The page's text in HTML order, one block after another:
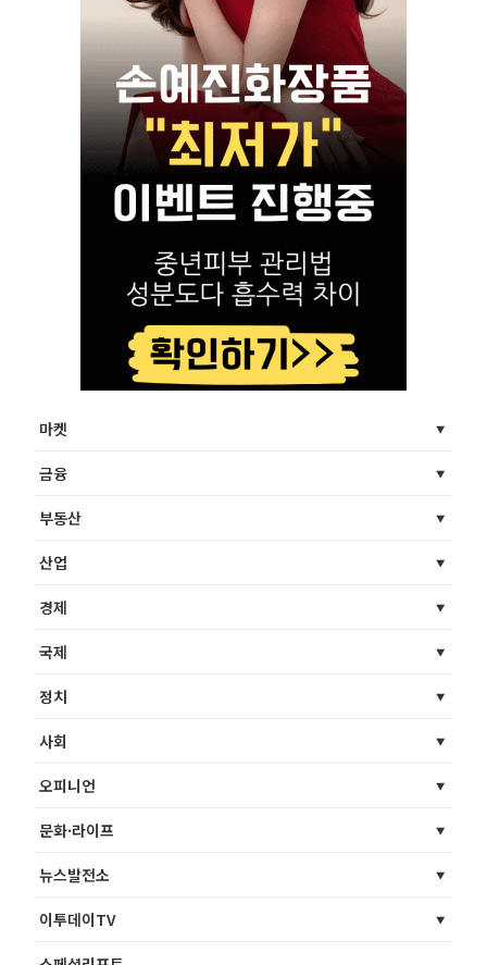
마켓
금융
부동산
산업
경제
국제
정치
사회
오피니언
문화·라이프
뉴스발전소
이투데이TV